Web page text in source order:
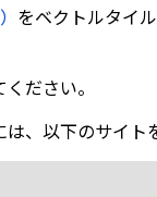
をベクトルタイ
ださい。
、以下のサイト